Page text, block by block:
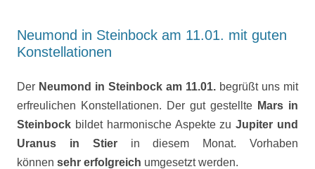
Neumond in Steinbock am 11.01. mit guten
Konstellationen
Der Neumond in Steinbock am 11.01. begrüßt uns mit
erfreulichen Konstellationen. Der gut gestellte Mars in
Steinbock bildet harmonische Aspekte zuJupiter und
Uranus
in Stierin diesem Monat. Vorhaben
können sehr erfolgreich umgesetzt werden.